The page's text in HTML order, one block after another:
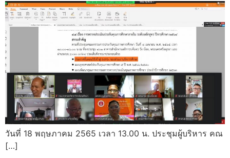
วันที่ 18 พฤษภาคม 2565 เวลา 13.00 น. ประชุมผู้บริหาร คณ
[…]